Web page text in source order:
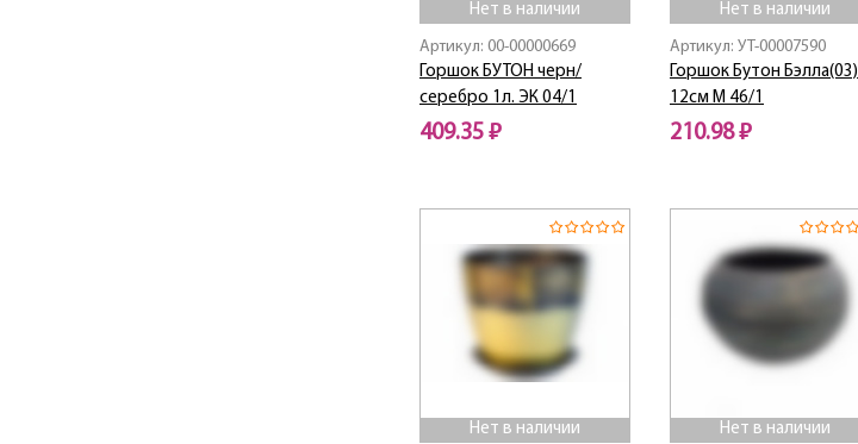
Нет в наличии
Артикул: 00-00000669
Горшок БУТОН черн/
серебро 1л. ЭК 04/1
409.35 ₽
Нет в наличии
Артикул: УТ-00007590
Горшок Бутон Бэлла(03)
12см М 46/1
210.98 ₽
Нет в наличии Нет в наличии